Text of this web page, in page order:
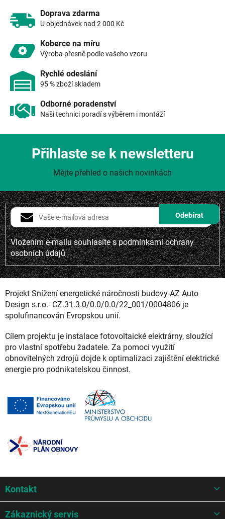
k
ý
Doprava zdarma
U objednávek nad 2 000 Kč
Koberce na míru
Výroba přesně podle vašeho vzoru
Rychlé odeslání
95 % zboží skladem
Odborné poradenství
Naši technici poradí s výběrem i montáží
Vložením e-mailu souhlasíte spodmínkami ochrany
osobních údajů
Přihlaste se k newsletteru
Mějte přehled o našich novinkách
Projekt Snížení energetické náročnosti budovy-AZ Auto
Design s.r.o.- CZ.31.3.0/0.0/0.0/22_001/0004806 je
spolufinancován Evropskou unií.
Cílem projektu je instalace fotovoltaické elektrárny, sloužící
pro vlastní spotřebu žadatele. Za pomoci využití
obnovitelných zdrojů dojde k optimalizaci zajištění elektrické
energie pro podnikatelskou činnost.
p
Kontakt
Zákaznický servis